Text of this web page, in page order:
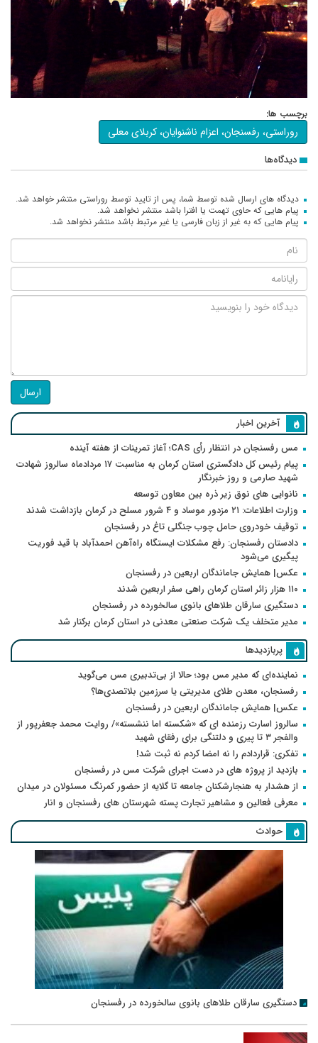
برچسب ها:
روراستی، رفسنجان، اعزام ناشنوایان، کربلای معلی
دیدگاه‌ها
دیدگاه های ارسال شده توسط شما، پس از تایید توسط روراستی منتشر خواهد شد.
پیام هایی که حاوی تهمت یا افترا باشد منتشر نخواهد شد.
پیام هایی که به غیر از زبان فارسی یا غیر مرتبط باشد منتشر نخواهد شد.
ارسال
آخرین اخبار
مس رفسنجان در انتظار رأی CAS؛ آغاز تمرینات از هفته آینده
پیام رئیس کل دادگستری استان کرمان به مناسبت ۱۷ مردادماه سالروز شهادت
شهید صارمی و روز خبرنگار
نانوایی های نوق زیر ذره بین معاون توسعه
وزارت اطلاعات: ۲۱ مزدور موساد و ۴ شرور مسلح در کرمان بازداشت شدند
توقیف خودروی حامل چوب جنگلی تاغ در رفسنجان
دادستان رفسنجان: رفع مشکلات ایستگاه راه‌آهن احمدآباد با قید فوریت
پیگیری می‌شود
عکس| همایش جاماندگان اربعین در رفسنجان
۱۱۰ هزار زائر استان کرمان راهی سفر اربعین شدند
دستگیری سارقان طلاهای بانوی سالخورده در رفسنجان
مدیر متخلف یک شرکت صنعتی معدنی در استان کرمان برکنار شد
پربازدیدها
نماینده‌ای که مدیر مس بود؛ حالا از بی‌تدبیری مس می‌گوید
رفسنجان، معدن طلای مدیریتی یا سرزمین بلاتصدی‌ها؟
عکس| همایش جاماندگان اربعین در رفسنجان
سالروز اسارت رزمنده ای که «شکسته اما ننشسته»/ روایت محمد جعفرپور از
والفجر ۳ تا پیری و دلتنگی برای رفقای شهید
تفکری: قراردادم را نه امضا کردم نه ثبت شد!
بازدید از پروژه های در دست اجرای شرکت مس در رفسنجان
از هشدار به هنجارشکنان جامعه تا گلایه از حضور کمرنگ مسئولان در میدان
معرفی فعالین و مشاهیر تجارت پسته شهرستان های رفسنجان و انار
حوادث
دستگیری سارقان طلاهای بانوی سالخورده در رفسنجان